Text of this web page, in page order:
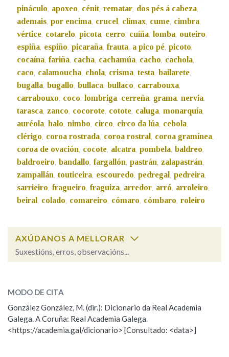
OUTRAS OPCIÓNS DE BUSCA
Pertence a
LIMPAR BUSCA
pináculo, apoxeo, cénit, rematar, dos pés á cabeza,
ademais, por encima, crucel, clímax, cume, cimbra,
vértice, cotarelo, picota, cerro, cuíña, lomba, outeiro,
espiña, espiño, picaraña, frauta, a pico pé, picoto,
cocaína, fariña, cacha, cachamúa, cacho, cachola,
caco, calamoucha, chola, crisma, testa, bailarete,
bugalla, bugallo, bullaca, bullaco, carrabouxa,
carrabouxo, coco, lombriga, cerreña, grama, nervia,
tarasca, zanco, cocorote, cotote, caluga, monarquía,
auréola, halo, nimbo, circo, circo da lúa, cebola,
clérigo, coroa rostrada, coroa rostral, coroa gramínea,
coroa de ovación, cocote, alcatra, pombela, baldreo,
baldroeiro, bandallo, fargallón, pastrán, zalapastrán,
zampallán, touticeira, escouredo, pedregal, pedreira,
sarrieiro, fragueiro, fraguiza, arredor, arró, arroleiro,
beiral, colado, comareiro, cómaro, cómbaro, roleiro
AXÚDANOS A MELLORAR
Suxestións, erros, observacións...
ESCOLLE UNHA OPCIÓN:
Observación Hai un erro na palabra
Propoño mellorar a definición
MODO DE CITA
González González, M. (dir.): Dicionario da Real Academia
Galega. A Coruña: Real Academia Galega.
<https://academia.gal/dicionario> [Consultado: <data>]